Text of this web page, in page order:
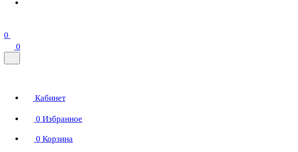
0
0
Кабинет
0 Избранное
0 Корзина